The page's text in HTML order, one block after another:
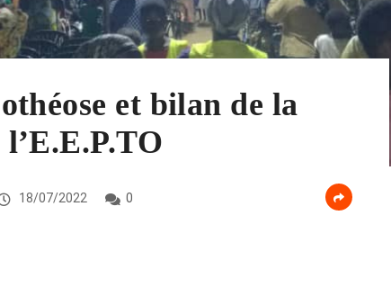
et bilan de la
18/07/2022 0